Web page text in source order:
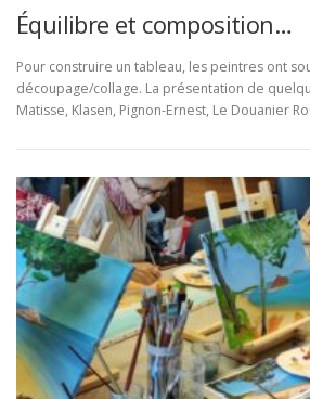
Équilibre et composition…
Pour construire un tableau, les peintres ont
découpage/collage. La présentation de
Matisse, Klasen, Pignon-Ernest, Le Douanier